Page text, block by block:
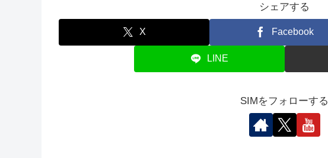
シェアする
X Facebook
LINE
SIMをフォローする